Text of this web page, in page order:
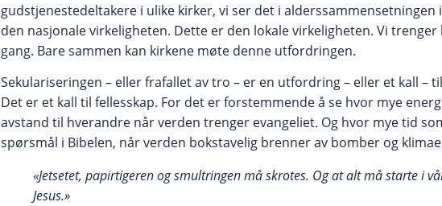
gudstjenestedeltakere i ulike kirker, vi ser det i
den nasjonale virkeligheten. Dette er den lokale virkeligheten. Vi
gang. Bare sammen kan kirkene møte denne utfordringen.
Sekulariseringen – eller frafallet av tro – er en utfordring – eller et kall –
Det er et kall til fellesskap. For det er forstemmende å se hvor mye
avstand til hverandre når verden trenger evangeliet. Og hvor mye tid
spørsmål i Bibelen, når verden bokstavelig brenner av bomber og
«Jetsetet, papirtigeren og smultringen må skrotes. Og at alt må starte i
Jesus.»